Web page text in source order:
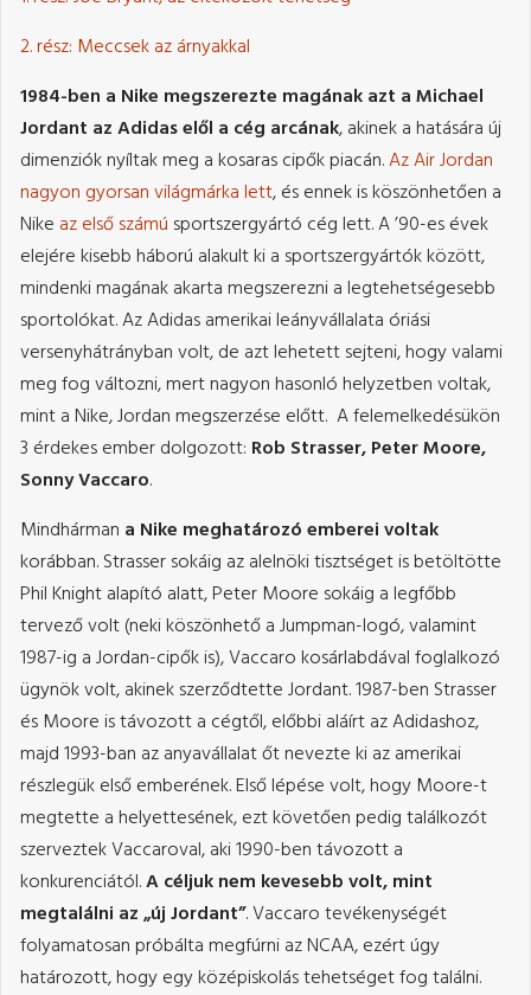
2. rész: Meccsek az árnyakkal
1984-ben a Nike megszerezte magának azt a Michael
Jordant az Adidas elől a cég arcának, akinek a hatására új
dimenziók nyíltak meg a kosaras cipők piacán.Az Air Jordan
nagyon gyorsan világmárka lett, és ennek is köszönhetően a
Nike az első számú sportszergyártó cég lett. A ’90-es évek
elejére kisebb háború alakult ki a sportszergyártók között,
mindenki magának akarta megszerezni a legtehetségesebb
sportolókat. Az Adidas amerikai leányvállalata óriási
versenyhátrányban volt, de azt lehetett sejteni, hogy valami
meg fog változni, mert nagyon hasonló helyzetben voltak,
mint a Nike, Jordan megszerzése előtt. A felemelkedésükön
3 érdekes ember dolgozott: Rob Strasser, Peter Moore,
Sonny Vaccaro.
Mindhárman a Nike meghatározó emberei voltak
korábban. Strasser sokáig az alelnöki tisztséget is betöltötte
Phil Knight alapító alatt, Peter Moore sokáig a legfőbb
tervező volt (neki köszönhető a Jumpman-logó, valamint
1987-ig a Jordan-cipők is), Vaccaro kosárlabdával foglalkozó
ügynök volt, akinek szerződtette Jordant. 1987-ben Strasser
és Moore is távozott a cégtől, előbbi aláírt az Adidashoz,
majd 1993-ban az anyavállalat őt nevezte ki az amerikai
részlegük első emberének. Első lépése volt, hogy Moore-t
megtette a helyettesének, ezt követően pedig találkozót
szerveztek Vaccaroval, aki 1990-ben távozott a
konkurenciától.A céljuk nem kevesebb volt, mint
megtalálni az „új Jordant”. Vaccaro tevékenységét
folyamatosan próbálta megfúrni az NCAA, ezért úgy
határozott, hogy egy középiskolás tehetséget fog találni.